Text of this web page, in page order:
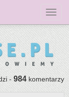
-984komentarzy